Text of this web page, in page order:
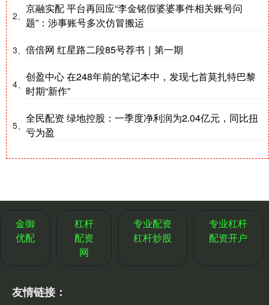
2、
京融实配 平台再回应“李金铭假婆婆事件相关账号问
题”：涉事账号多次仿冒搬运
3、 倍倍网 红星路二段85号荐书｜第一期
4、
创盈中心 在248年前的笔记本中，发现七首莫扎特巴黎
时期“新作”
5、
全民配资 绿地控股：一季度净利润为2.04亿元，同比扭
亏为盈
金御
优配
杠杆
配资
网
专业配资
杠杆炒股
专业杠杆
配资开户
友情链接：